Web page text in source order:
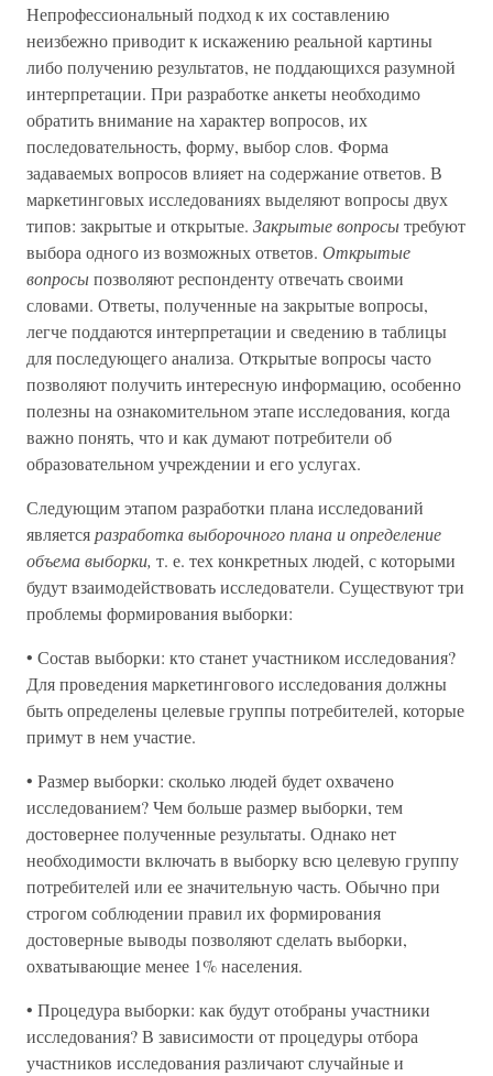
Непрофессиональный подход к их составлению
неизбежно приводит к искажению реальной картины
либо получению результатов, не поддающихся разумной
интерпретации. При разработке анкеты необходимо
обратить внимание на характер вопросов, их
последовательность, форму, выбор слов. Форма
задаваемых вопросов влияет на содержание ответов. В
маркетинговых исследованиях выделяют вопросы двух
типов: закрытые и открытые. Закрытые вопросытребуют
выбора одного из возможных ответов. Открытые
вопросыпозволяют респонденту отвечать своими
словами. Ответы, полученные на закрытые вопросы,
легче поддаются интерпретации и сведению в таблицы
для последующего анализа. Открытые вопросы часто
позволяют получить интересную информацию, особенно
полезны на ознакомительном этапе исследования, когда
важно понять, что и как думают потребители об
образовательном учреждении и его услугах.
Следующим этапом разработки плана исследований
являетсяразработка выборочного плана и определение
объема выборки, т. е. тех конкретных людей, с которыми
будут взаимодействовать исследователи. Существуют три
проблемы формирования выборки:
• Состав выборки: кто станет участником исследования?
Для проведения маркетингового исследования должны
быть определены целевые группы потребителей, которые
примут в нем участие.
• Размер выборки: сколько людей будет охвачено
исследованием? Чем больше размер выборки, тем
достовернее полученные результаты. Однако нет
необходимости включать в выборку всю целевую группу
потребителей или ее значительную часть. Обычно при
строгом соблюдении правил их формирования
достоверные выводы позволяют сделать выборки,
охватывающие менее 1% населения.
• Процедура выборки: как будут отобраны участники
исследования? В зависимости от процедуры отбора
участников исследования различают случайные и